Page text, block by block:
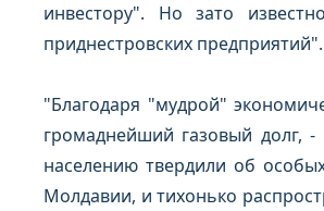
инвестору". Но зато
приднестровских предприятий".
"Благодаря "мудрой"
громаднейший газовый долг,
населению твердили об
Молдавии, и тихонько